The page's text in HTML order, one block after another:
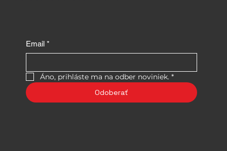
Email *
Áno, prihláste ma na odber noviniek. *
Odoberať